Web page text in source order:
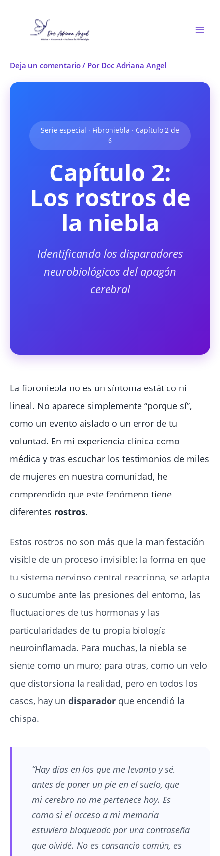
Deja un comentario / Por Doc Adriana Angel
Serie especial · Fibroniebla · Capítulo 2 de
6
Capítulo 2:
Los rostros de
la niebla
Identificando los disparadores
neurobiológicos del apagón
cerebral
La fibroniebla no es un síntoma estático ni
lineal. No aparece simplemente “porque sí”,
como un evento aislado o un error de tu
voluntad. En mi experiencia clínica como
médica y tras escuchar los testimonios de miles
de mujeres en nuestra comunidad, he
comprendido que este fenómeno tiene
diferentes rostros.
Estos rostros no son más que la manifestación
visible de un proceso invisible: la forma en que
tu sistema nervioso central reacciona, se adapta
o sucumbe ante las presiones del entorno, las
fluctuaciones de tus hormonas y las
particularidades de tu propia biología
neuroinflamada. Para muchas, la niebla se
siente como un muro; para otras, como un velo
que distorsiona la realidad, pero en todos los
casos, hay un disparador que encendió la
chispa.
“Hay días en los que me levanto y sé,
antes de poner un pie en el suelo, que
mi cerebro no me pertenece hoy. Es
como si el acceso a mi memoria
estuviera bloqueado por una contraseña
que olvidé. No es cansancio común, es